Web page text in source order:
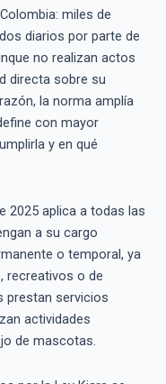
miles de
diarios por parte de
no realizan actos
directa sobre su
la norma amplía
con mayor
y en qué
2025 aplica a todas las
a su cargo
o temporal, ya
recreativos o de
prestan servicios
actividades
de mascotas.